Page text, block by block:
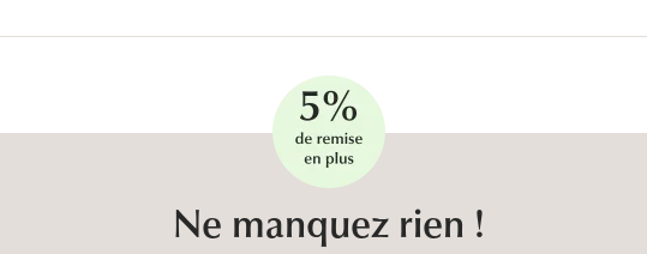
Ne manquez rien !